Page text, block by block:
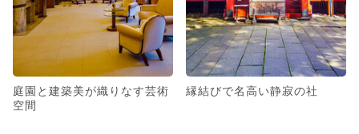
庭園と建築美が織りなす芸術
空間
縁結びで名高い静寂の社